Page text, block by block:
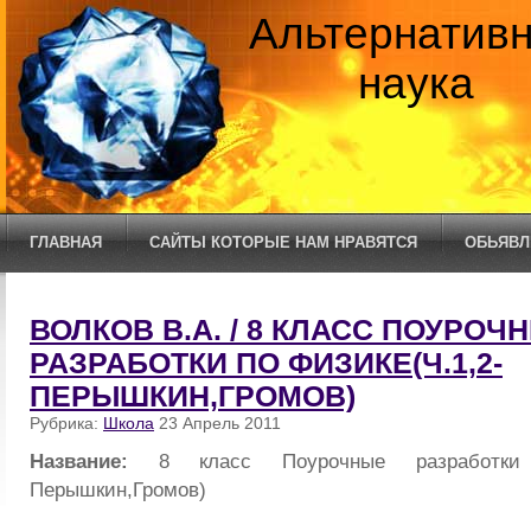
наука
ГЛАВНАЯ САЙТЫ КОТОРЫЕ НАМ НРАВЯТСЯ
ВОЛКОВ В.А. / 8 КЛАСС
РАЗРАБОТКИ ПО ФИЗИКЕ(Ч.1,2-
ПЕРЫШКИН,ГРОМОВ)
Рубрика: Школа 23 Апрель 2011
Название: 8 класс Поурочные
Перышкин,Громов)